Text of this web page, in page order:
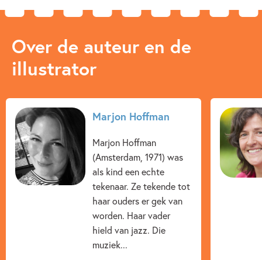
Over de auteur en de
illustrator
Marjon Hoffman
Marjon Hoffman
(Amsterdam, 1971) was
als kind een echte
tekenaar. Ze tekende tot
haar ouders er gek van
worden. Haar vader
hield van jazz. Die
muziek...